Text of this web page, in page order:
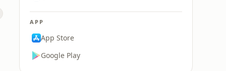
APP
App Store
Google Play